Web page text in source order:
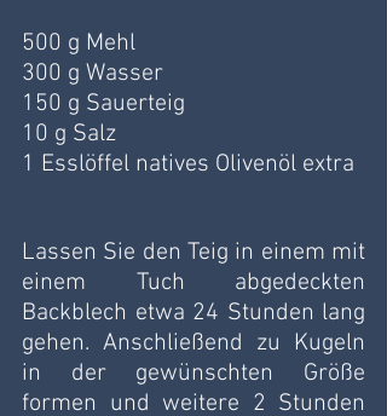
500 g Mehl
300 g Wasser
150 g Sauerteig
10 g Salz
1 Esslöffel natives Olivenöl extra
Lassen Sie den Teig in einem mit
einem Tuch abgedeckten
Backblech etwa 24 Stunden lang
gehen. Anschließend zu Kugeln
in der gewünschten Größe
formen und weitere 2 Stunden